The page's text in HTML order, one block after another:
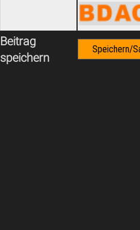
Beitrag
speichern